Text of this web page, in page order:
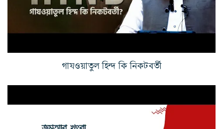
গাযওয়াতুল হিন্দ কি নিকটবর্তী